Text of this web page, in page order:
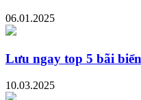
06.01.2025
Lưu ngay top 5 bãi
10.03.2025